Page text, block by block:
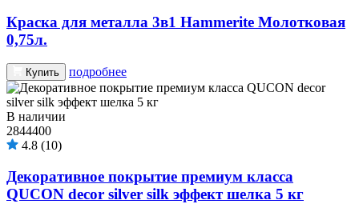
Краска для металла 3в1 Hammerite Молотковая
0,75л.
Купить подробнее
В наличии
2844400
4.8 (10)
Декоративное покрытие премиум класса
QUCON decor silver silk эффект шелка 5 кг